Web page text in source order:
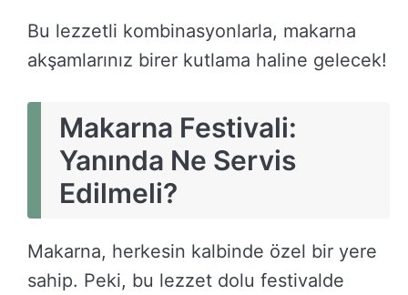
Bu lezzetli kombinasyonlarla, makarna
akşamlarınız birer kutlama haline gelecek!
Makarna Festivali:
Yanında Ne Servis
Edilmeli?
Makarna, herkesin kalbinde özel bir yere
sahip. Peki, bu lezzet dolu festivalde